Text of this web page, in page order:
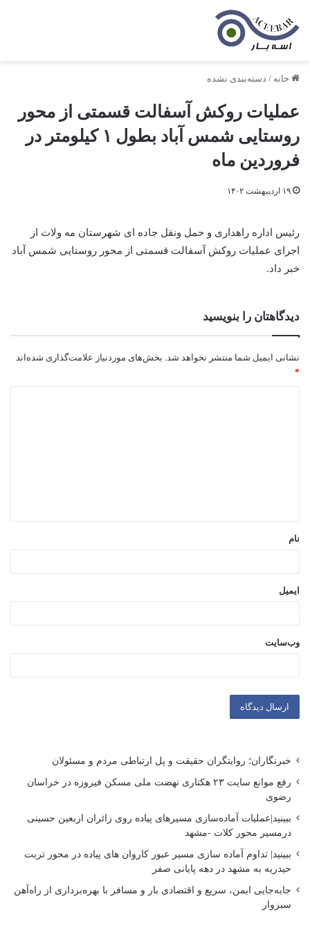
خانه / دسته‌بندی نشده
عملیات روکش آسفالت قسمتی از محور
روستایی شمس آباد بطول ۱ کیلومتر در
فروردین ماه
۱۹ اردیبهشت ۱۴۰۲
رئیس اداره راهداری و حمل ونقل جاده ای شهرستان مه ولات از
اجرای عملیات روکش آسفالت قسمتی از محور روستایی شمس آباد
خبر داد.
دیدگاهتان را بنویسید
نشانی ایمیل شما منتشر نخواهد شد. بخش‌های موردنیاز علامت‌گذاری شده‌اند
*
*
نام
ایمیل
وب‌سایت
خبرنگاران؛ روایتگران حقیقت و پل ارتباطی مردم و مسئولان
رفع موانع سایت ۲۳ هکتاری نهضت ملی مسکن فیروزه در خراسان
رضوی
ببینید|عملیات آماده‌سازی مسیرهای پیاده روی زائران اربعین حسینی
درمسیر محور کلات -مشهد
ببینید| تداوم آماده سازی مسیر عبور کاروان های پیاده در محور تربت
حیدریه به مشهد در دهه پایانی صفر
جابه‌جایی ایمن، سریع و اقتصادی بار و مسافر با بهره‌برداری از راه‌آهن
سبزوار